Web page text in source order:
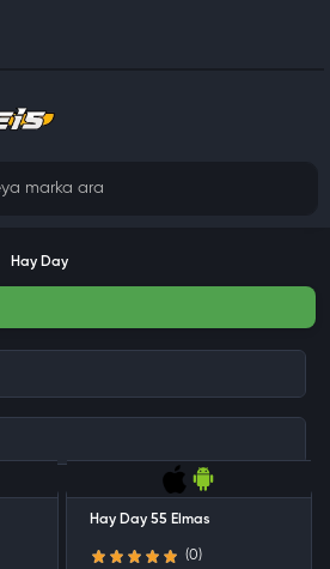
Hay Day
Hay Day 55 Elmas
(0)